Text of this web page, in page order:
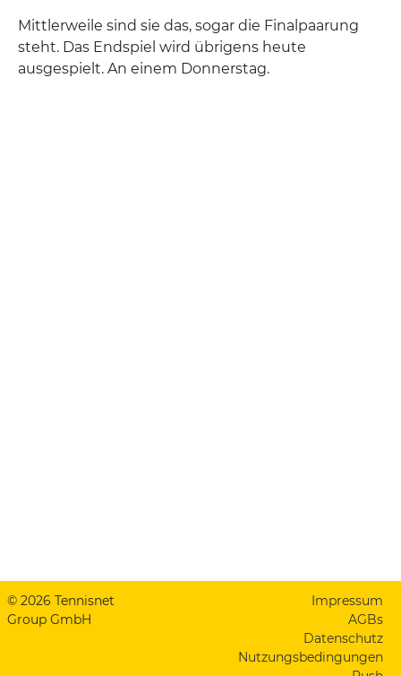
Mittlerweile sind sie das, sogar die Finalpaarung
steht. Das Endspiel wird übrigens heute
ausgespielt. An einem Donnerstag.
© 2026 Tennisnet
Group GmbH
Impressum
AGBs
Datenschutz
Nutzungsbedingungen